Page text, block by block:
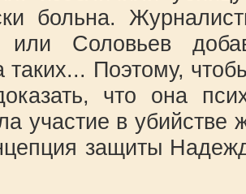
больна.
или Соловьев
таких... Поэтому,
что она
участие в убийстве
защиты